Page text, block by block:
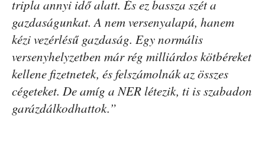
tripla annyi idő alatt. És ez bassza szét a
gazdaságunkat. A nem versenyalapú, hanem
kézi vezérlésű gazdaság. Egy normális
versenyhelyzetben már rég milliárdos kötbéreket
kellene fizetnetek, és felszámolnák az összes
cégeteket. De amíg a NER létezik, ti is szabadon
garázdálkodhattok.”